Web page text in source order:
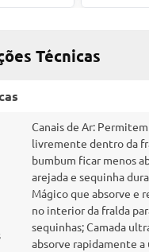
Técnicas
Canais de Ar:
livremente dentro da
bumbum ficar menos
arejada e sequinha
Mágico que absorve e
no interior da fralda
sequinhas; Camada
absorve rapidamente a